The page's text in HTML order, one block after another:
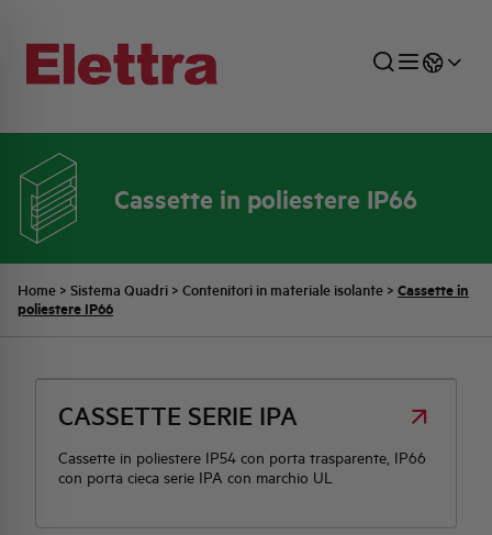
Cassette in poliestere IP66
Home > Sistema Quadri > Contenitori in materiale isolante > Cassette in
poliestere IP66
CASSETTE SERIE IPA
Cassette in poliestere IP54 con porta trasparente, IP66
con porta cieca serie IPA con marchio UL
SETTORI
RESIDENZIALE
DISTRIBUZIONE DI ENERGIA
SISTEMA QUADRI
FOTOVOLTAICO
ELEMENTO
RETE COMMERCIALE
QUALITÀ
PREVENTIVAZIONE
AZIENDA
STORIA ELETTRA
STORIA AEG
IDENTITÀ AZIENDALE
TUTTE LE NEWS
COMUNICATI INTERNI
PRODOTTI
EVENTI
JOB CAREERS